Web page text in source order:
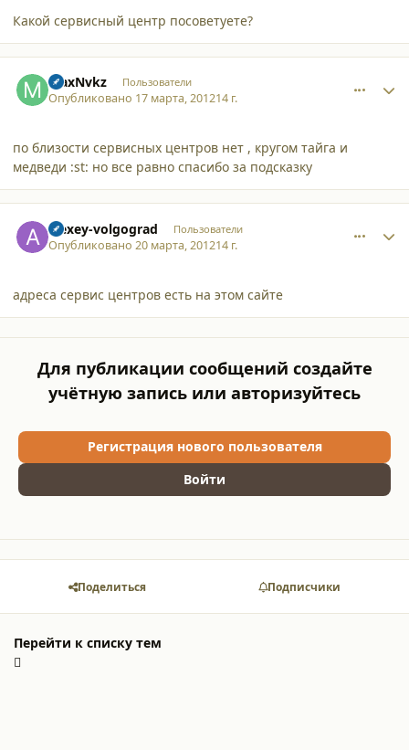
Какой сервисный центр посоветуете?
MaxNvkz Пользователи
Опубликовано 17 марта, 201214 г.
по близости сервисных центров нет , кругом тайга и
медведи :st: но все равно спасибо за подсказку
alexey-volgograd Пользователи
Опубликовано20 марта, 201214 г.
адреса сервис центров есть на этом сайте
Для публикации сообщений создайте
учётную запись или авторизуйтесь
Регистрация нового пользователя
Войти
Поделиться Подписчики
Перейти к списку тем